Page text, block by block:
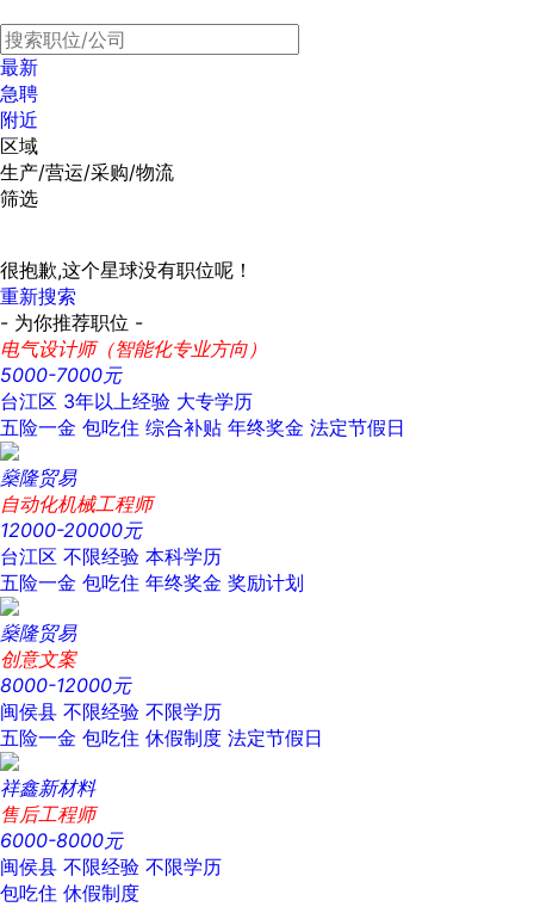
最新
急聘
附近
区域
生产/营运/采购/物流
筛选
很抱歉,这个星球没有职位呢！
重新搜索
- 为你推荐职位 -
电气设计师（智能化专业方向）
5000-7000元
台江区 3年以上经验 大专学历
五险一金 包吃住 综合补贴 年终奖金 法定节假日
燊隆贸易
自动化机械工程师
12000-20000元
台江区 不限经验 本科学历
五险一金 包吃住 年终奖金 奖励计划
燊隆贸易
创意文案
8000-12000元
闽侯县 不限经验 不限学历
五险一金 包吃住 休假制度 法定节假日
祥鑫新材料
售后工程师
6000-8000元
闽侯县 不限经验 不限学历
包吃住 休假制度